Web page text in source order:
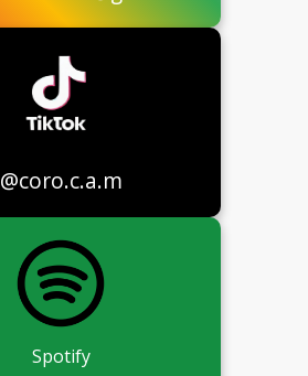
@coro.c.a.m
Spotify